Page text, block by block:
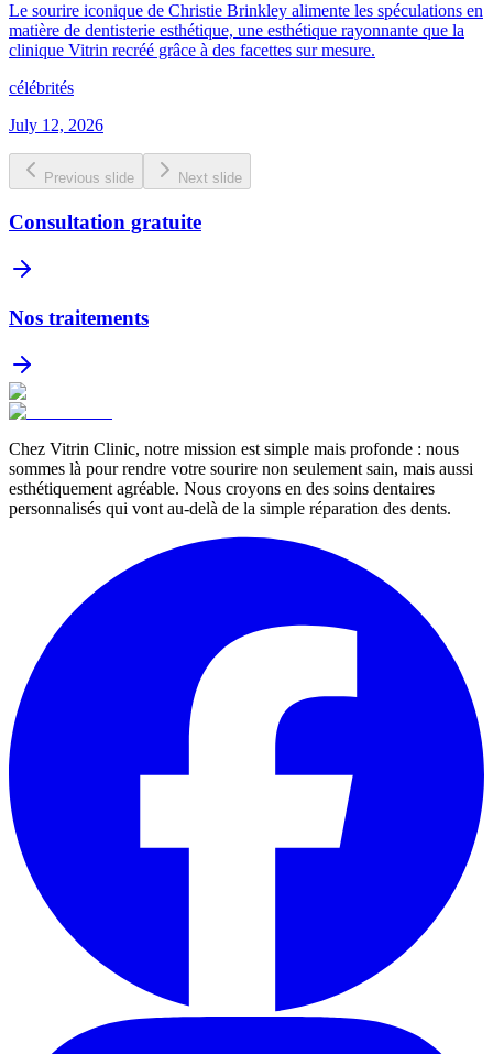
Le sourire iconique de Christie Brinkley alimente les spéculations en
matière de dentisterie esthétique, une esthétique rayonnante que la
clinique Vitrin recréé grâce à des facettes sur mesure.
célébrités
July 12, 2026
Previous slide Next slide
Consultation gratuite
Nos traitements
Chez Vitrin Clinic, notre mission est simple mais profonde : nous
sommes là pour rendre votre sourire non seulement sain, mais aussi
esthétiquement agréable. Nous croyons en des soins dentaires
personnalisés qui vont au-delà de la simple réparation des dents.